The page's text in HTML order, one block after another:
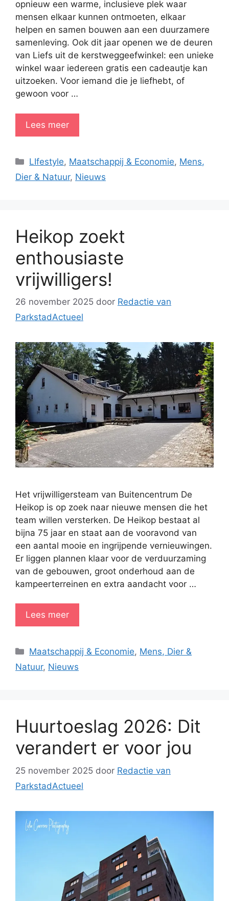
opnieuw een warme, inclusieve plek waar
mensen elkaar kunnen ontmoeten, elkaar
helpen en samen bouwen aan een duurzamere
samenleving. Ook dit jaar openen we de deuren
van Liefs uit de kerstweggeefwinkel: een unieke
winkel waar iedereen gratis een cadeautje kan
uitzoeken. Voor iemand die je liefhebt, of
gewoon voor …
Lees meer
Categorieën
LIfestyle, Maatschappij & Economie, Mens,
Dier & Natuur, Nieuws
Heikop zoekt
enthousiaste
vrijwilligers!
26 november 2025 door Redactie van
ParkstadActueel
Het vrijwilligersteam van Buitencentrum De
Heikop is op zoek naar nieuwe mensen die het
team willen versterken. De Heikop bestaat al
bijna 75 jaar en staat aan de vooravond van
een aantal mooie en ingrijpende vernieuwingen.
Er liggen plannen klaar voor de verduurzaming
van de gebouwen, groot onderhoud aan de
kampeerterreinen en extra aandacht voor …
Lees meer
Categorieën
Maatschappij & Economie, Mens, Dier &
Natuur, Nieuws
Huurtoeslag 2026: Dit
verandert er voor jou
25 november 2025 door Redactie van
ParkstadActueel